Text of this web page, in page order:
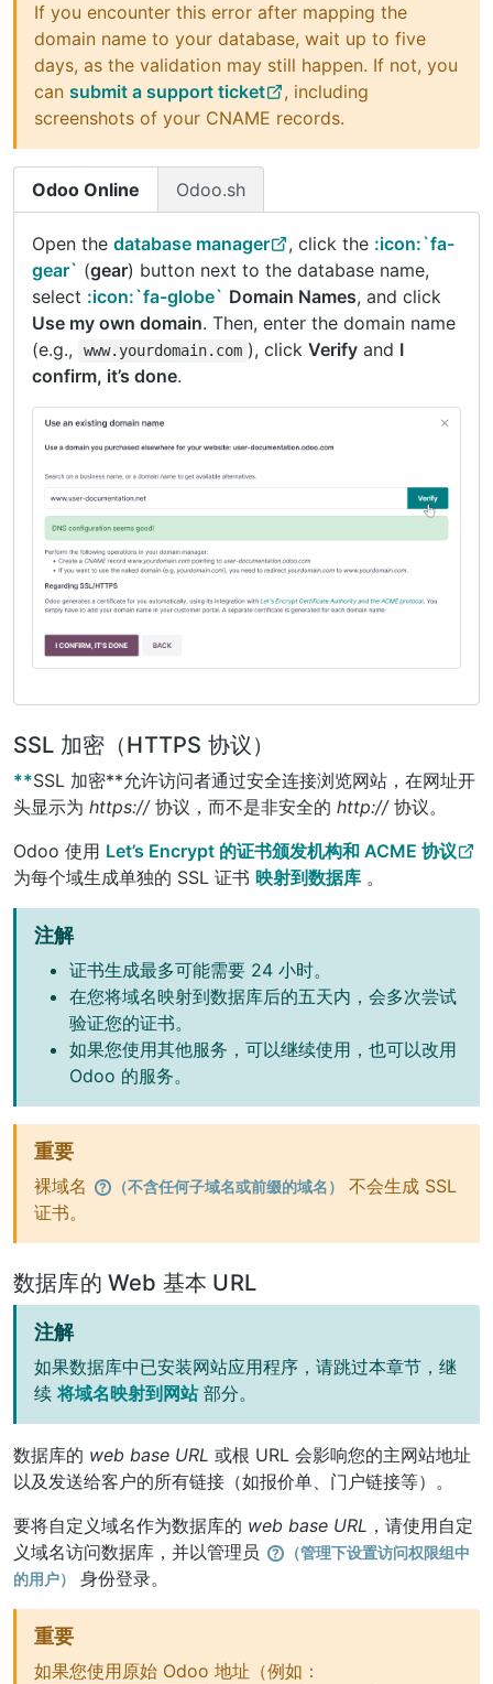
If you encounter this error after mapping the
domain name to your database, wait up to five
days, as the validation may still happen. If not, you
can submit a support ticket
, including
screenshots of your CNAME records.
Odoo Online Odoo.sh
Open the database manager , click the :icon:`fa-
gear` (gear) button next to the database name,
select :icon:`fa-globe` Domain Names, and click
Use my own domain. Then, enter the domain name
(e.g.,
www.yourdomain.com ), click Verifyand I
confirm, it’s done.
SSL 加密（HTTPS 协议）
**SSL 加密**允许访问者通过安全连接浏览网站，在网址开
头显示为 https://协议，而不是非安全的 http://协议。
Odoo 使用 Let’s Encrypt 的证书颁发机构和 ACME 协议
为每个域生成单独的 SSL 证书 映射到数据库 。
注解
证书生成最多可能需要 24 小时。
在您将域名映射到数据库后的五天内，会多次尝试
验证您的证书。
如果您使用其他服务，可以继续使用，也可以改用
Odoo 的服务。
重要
裸域名 （不含任何子域名或前缀的域名）
不会生成 SSL
证书。
数据库的 Web 基本 URL
注解
如果数据库中已安装网站应用程序，请跳过本章节，继
续将域名映射到网站部分。
数据库的 web base URL 或根 URL 会影响您的主网站地址
以及发送给客户的所有链接（如报价单、门户链接等）。
要将自定义域名作为数据库的 web base URL ，请使用自定
义域名访问数据库，并以管理员
（管理下设置访问权限组中
的用户）
身份登录。
重要
如果您使用原始 Odoo 地址（例如：